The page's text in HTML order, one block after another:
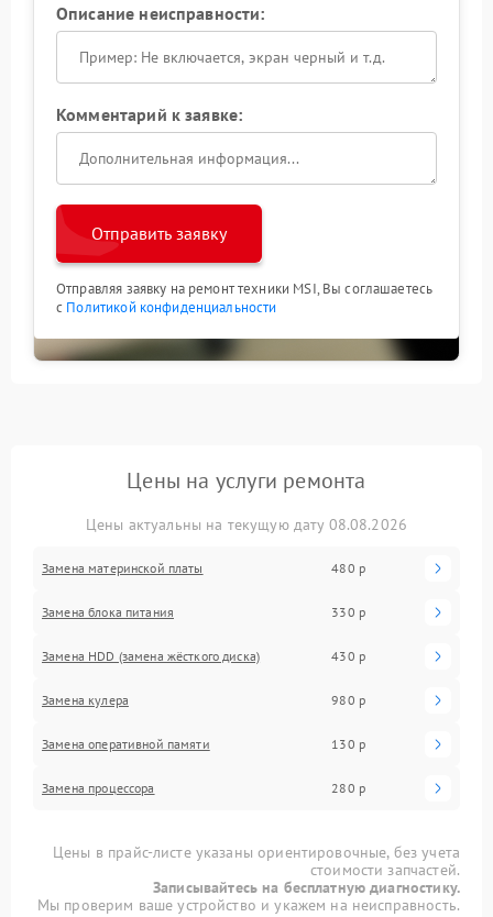
Описание неисправности:
Комментарий к заявке:
Отправить заявку
Отправляя заявку на ремонт техники MSI, Вы соглашаетесь
с Политикой конфиденциальности
Цены на услуги ремонта
Цены актуальны на текущую дату 08.08.2026
Замена материнской платы 480 р
Замена блока питания 330 р
Замена HDD (замена жёсткого диска) 430 р
Замена кулера 980 р
Замена оперативной памяти 130 р
Замена процессора 280 р
Цены в прайс-листе указаны ориентировочные, без учета
стоимости запчастей.
Записывайтесь на бесплатную диагностику.
Мы проверим ваше устройство и укажем на неисправность.